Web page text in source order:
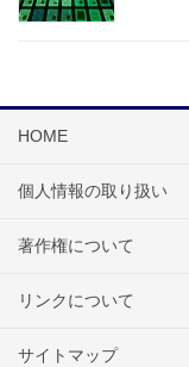
HOME
個人情報の取り扱い
著作権について
リンクについて
サイトマップ